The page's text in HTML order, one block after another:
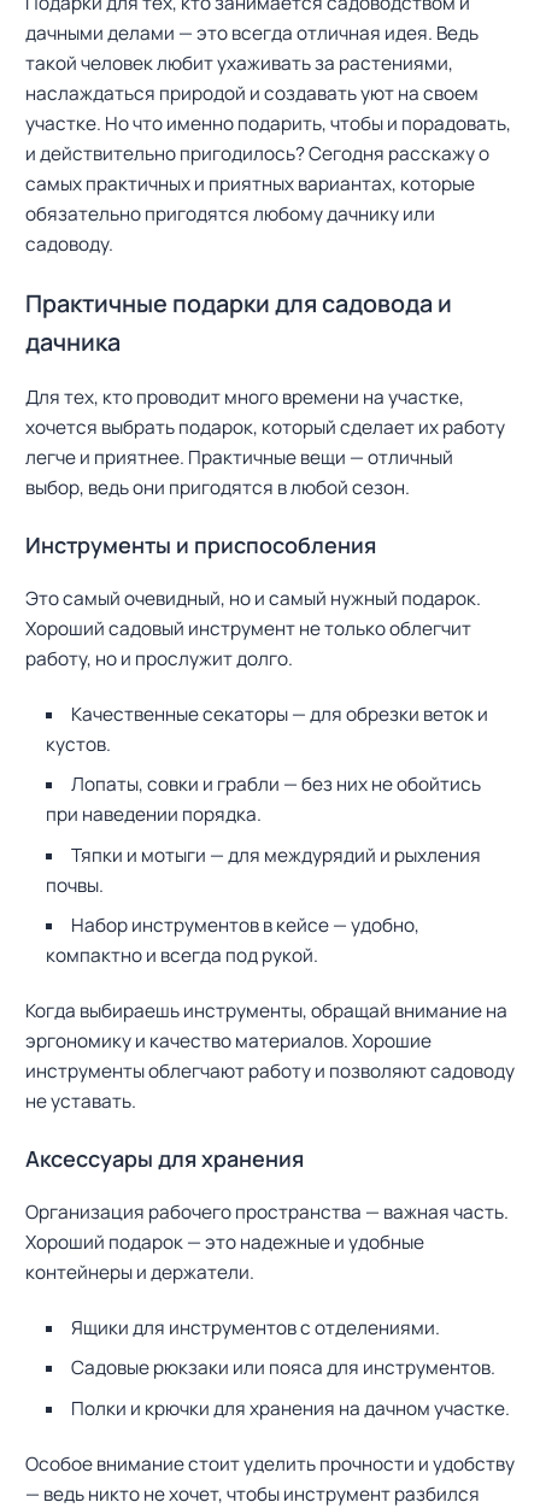
дачными делами — это всегда отличная идея. Ведь
такой человек любит ухаживать за растениями,
наслаждаться природой и создавать уют на своем
участке. Но что именно подарить, чтобы и порадовать,
и действительно пригодилось? Сегодня расскажу о
самых практичных и приятных вариантах, которые
обязательно пригодятся любому дачнику или
садоводу.
Практичные подарки для садовода и
дачника
Для тех, кто проводит много времени на участке,
хочется выбрать подарок, который сделает их работу
легче и приятнее. Практичные вещи — отличный
выбор, ведь они пригодятся в любой сезон.
Инструменты и приспособления
Это самый очевидный, но и самый нужный подарок.
Хороший садовый инструмент не только облегчит
работу, но и прослужит долго.
Качественные секаторы — для обрезки веток и
кустов.
Лопаты, совки и грабли — без них не обойтись
при наведении порядка.
Тяпки и мотыги — для междурядий и рыхления
почвы.
Набор инструментов в кейсе — удобно,
компактно и всегда под рукой.
Когда выбираешь инструменты, обращай внимание на
эргономику и качество материалов. Хорошие
инструменты облегчают работу и позволяют садоводу
не уставать.
Аксессуары для хранения
Организация рабочего пространства — важная часть.
Хороший подарок — это надежные и удобные
контейнеры и держатели.
Ящики для инструментов с отделениями.
Садовые рюкзаки или пояса для инструментов.
Полки и крючки для хранения на дачном участке.
Особое внимание стоит уделить прочности и удобству
— ведь никто не хочет, чтобы инструмент разбился